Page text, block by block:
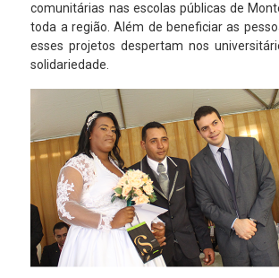
comunitárias nas escolas públicas de
toda a região. Além de beneficiar as
esses projetos despertam nos
solidariedade.